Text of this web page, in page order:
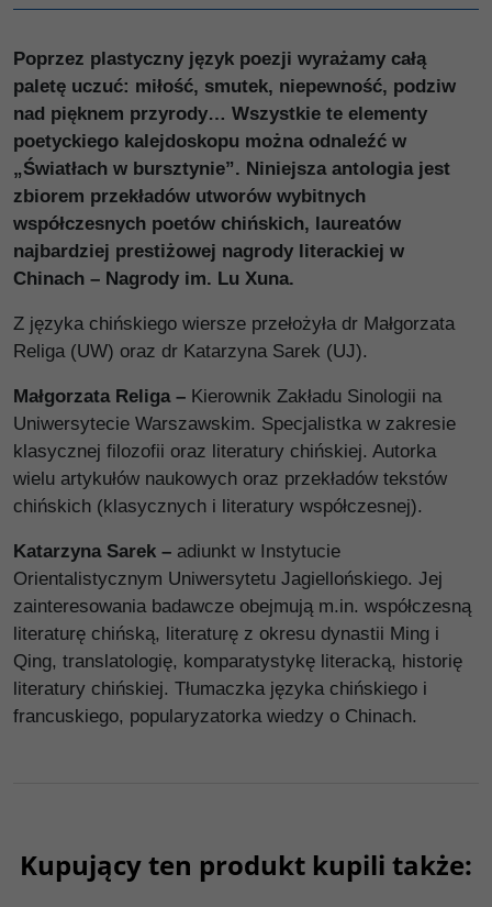
Poprzez plastyczny język poezji wyrażamy całą
paletę uczuć: miłość, smutek, niepewność, podziw
nad pięknem przyrody… Wszystkie te elementy
poetyckiego kalejdoskopu można odnaleźć w
„Światłach w bursztynie”. Niniejsza antologia jest
zbiorem przekładów utworów wybitnych
współczesnych poetów chińskich, laureatów
najbardziej prestiżowej nagrody literackiej w
Chinach – Nagrody im. Lu Xuna.
Z języka chińskiego wiersze przełożyła dr Małgorzata
Religa (UW) oraz dr Katarzyna Sarek (UJ).
Małgorzata Religa – Kierownik Zakładu Sinologii na
Uniwersytecie Warszawskim. Specjalistka w zakresie
klasycznej filozofii oraz literatury chińskiej. Autorka
wielu artykułów naukowych oraz przekładów tekstów
chińskich (klasycznych i literatury współczesnej).
Katarzyna Sarek – adiunkt w Instytucie
Orientalistycznym Uniwersytetu Jagiellońskiego. Jej
zainteresowania badawcze obejmują m.in. współczesną
literaturę chińską, literaturę z okresu dynastii Ming i
Qing, translatologię, komparatystykę literacką, historię
literatury chińskiej. Tłumaczka języka chińskiego i
francuskiego, popularyzatorka wiedzy o Chinach.
Kupujący ten produkt kupili także: